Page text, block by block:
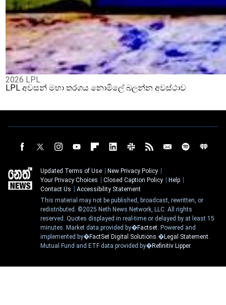
2026 LPL
LPL අවසන් මහා තරගය නොමිලේ බලන්න අවස්ථාව
Updated Terms of Use
New Privacy Policy
Your Privacy Choices
Closed Caption Policy
Help
Contact Us
Accessibility Statement
This material may not be published, broadcast, rewritten, or
redistributed. ©2025 Neth News Network, LLC. All rights
reserved. Quotes displayed in real-time or delayed by at least 15
minutes. Market data provided by�Factset. Powered and
implemented by�FactSet Digital Solutions.�Legal Statement.
Mutual Fund and ETF data provided by�Refinitiv Lipper.